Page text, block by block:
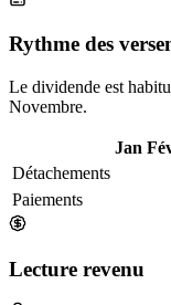
Rythme des
Le dividende est
Novembre.
Jan
Détachements
Paiements
Lecture revenu